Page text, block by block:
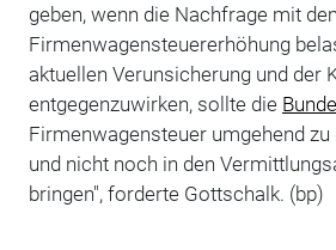
geben, wenn die Nachfrage mit
Firmenwagensteuererhöhung
aktuellen Verunsicherung und der
entgegenzuwirken, sollte die
Firmenwagensteuer umgehend zu
und nicht noch in den
bringen", forderte Gottschalk. (bp)